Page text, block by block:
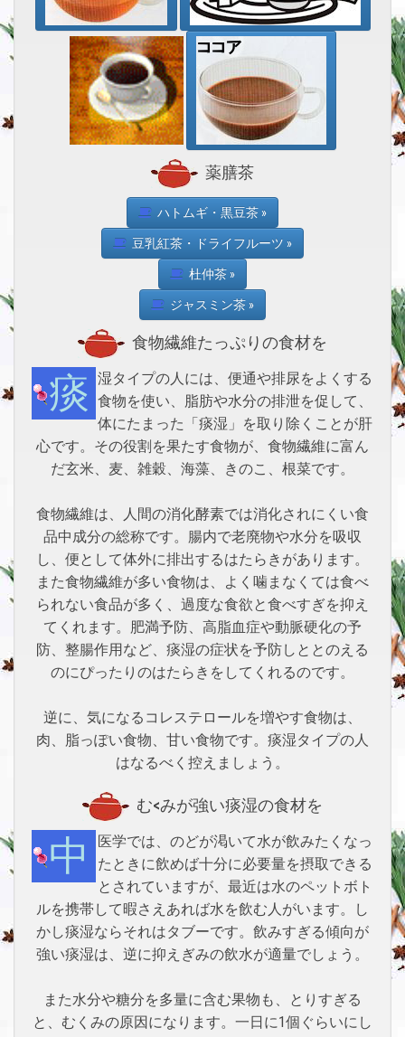
薬膳茶
ハトムギ・黒豆茶 »
豆乳紅茶・ドライフルーツ »
杜仲茶 »
ジャスミン茶 »
食物繊維たっぷりの食材を
痰湿タイプの人には、便通や排尿をよくする
食物を使い、脂肪や水分の排泄を促して、
体にたまった「痰湿」を取り除くことが肝
心です。その役割を果たす食物が、食物繊維に富ん
だ玄米、麦、雑穀、海藻、きのこ、根菜です。
食物繊維は、人間の消化酵素では消化されにくい食
品中成分の総称です。腸内で老廃物や水分を吸収
し、便として体外に排出するはたらきがあります。
また食物繊維が多い食物は、よく噛まなくては食べ
られない食品が多く、過度な食欲と食べすぎを抑え
てくれます。肥満予防、高脂血症や動脈硬化の予
防、整腸作用など、痰湿の症状を予防しととのえる
のにぴったりのはたらきをしてくれるのです。
逆に、気になるコレステロールを増やす食物は、
肉、脂っぽい食物、甘い食物です。痰湿タイプの人
はなるべく控えましょう。
む<みが強い痰湿の食材を
中医学では、のどが渇いて水が飲みたくなっ
たときに飲めば十分に必要量を摂取できる
とされていますが、最近は水のペットボト
ルを携帯して暇さえあれば水を飲む人がいます。し
かし痰湿ならそれはタブーです。飲みすぎる傾向が
強い痰湿は、逆に抑えぎみの飲水が適量でしょう。
また水分や糖分を多量に含む果物も、とりすぎる
と、むくみの原因になります。一日に1個ぐらいにし